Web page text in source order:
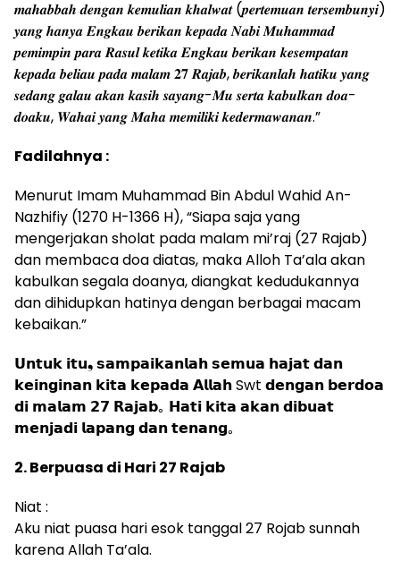
𝒎𝒂𝒉𝒂𝒃𝒃𝒂𝒉 𝒅𝒆𝒏𝒈𝒂𝒏 𝒌𝒆𝒎𝒖𝒍𝒊𝒂𝒏 𝒌𝒉𝒂𝒍𝒘𝒂𝒕 (𝒑𝒆𝒓𝒕𝒆𝒎𝒖𝒂𝒏 𝒕𝒆𝒓𝒔𝒆𝒎𝒃𝒖𝒏𝒚𝒊)
𝒚𝒂𝒏𝒈 𝒉𝒂𝒏𝒚𝒂 𝑬𝒏𝒈𝒌𝒂𝒖 𝒃𝒆𝒓𝒊𝒌𝒂𝒏 𝒌𝒆𝒑𝒂𝒅𝒂 𝑵𝒂𝒃𝒊 𝑴𝒖𝒉𝒂𝒎𝒎𝒂𝒅
𝒑𝒆𝒎𝒊𝒎𝒑𝒊𝒏 𝒑𝒂𝒓𝒂 𝑹𝒂𝒔𝒖𝒍 𝒌𝒆𝒕𝒊𝒌𝒂 𝑬𝒏𝒈𝒌𝒂𝒖 𝒃𝒆𝒓𝒊𝒌𝒂𝒏 𝒌𝒆𝒔𝒆𝒎𝒑𝒂𝒕𝒂𝒏
𝒌𝒆𝒑𝒂𝒅𝒂 𝒃𝒆𝒍𝒊𝒂𝒖 𝒑𝒂𝒅𝒂 𝒎𝒂𝒍𝒂𝒎 𝟐𝟕 𝑹𝒂𝒋𝒂𝒃, 𝒃𝒆𝒓𝒊𝒌𝒂𝒏𝒍𝒂𝒉 𝒉𝒂𝒕𝒊𝒌𝒖 𝒚𝒂𝒏𝒈
𝒔𝒆𝒅𝒂𝒏𝒈 𝒈𝒂𝒍𝒂𝒖 𝒂𝒌𝒂𝒏 𝒌𝒂𝒔𝒊𝒉 𝒔𝒂𝒚𝒂𝒏𝒈-𝑴𝒖 𝒔𝒆𝒓𝒕𝒂 𝒌𝒂𝒃𝒖𝒍𝒌𝒂𝒏 𝒅𝒐𝒂-
𝒅𝒐𝒂𝒌𝒖, 𝑾𝒂𝒉𝒂𝒊 𝒚𝒂𝒏𝒈 𝑴𝒂𝒉𝒂 𝒎𝒆𝒎𝒊𝒍𝒊𝒌𝒊 𝒌𝒆𝒅𝒆𝒓𝒎𝒂𝒘𝒂𝒏𝒂𝒏.”
Fadilahnya :
Menurut Imam Muhammad Bin Abdul Wahid An-
Nazhifiy (1270 H-1366 H), “Siapa saja yang
mengerjakan sholat pada malam mi’raj (27 Rajab)
dan membaca doa diatas, maka Alloh Ta’ala akan
kabulkan segala doanya, diangkat kedudukannya
dan dihidupkan hatinya dengan berbagai macam
kebaikan.”
𝗨𝗻𝘁𝘂𝗸 𝗶𝘁𝘂❟ 𝘀𝗮𝗺𝗽𝗮𝗶𝗸𝗮𝗻𝗹𝗮𝗵 𝘀𝗲𝗺𝘂𝗮 𝗵𝗮𝗷𝗮𝘁 𝗱𝗮𝗻
𝗸𝗲𝗶𝗻𝗴𝗶𝗻𝗮𝗻 𝗸𝗶𝘁𝗮 𝗸𝗲𝗽𝗮𝗱𝗮 𝗔𝗹𝗹𝗮𝗵 Swt 𝗱𝗲𝗻𝗴𝗮𝗻 𝗯𝗲𝗿𝗱𝗼𝗮
𝗱𝗶 𝗺𝗮𝗹𝗮𝗺 𝟮𝟳 𝗥𝗮𝗷𝗮𝗯｡ 𝗛𝗮𝘁𝗶 𝗸𝗶𝘁𝗮 𝗮𝗸𝗮𝗻 𝗱𝗶𝗯𝘂𝗮𝘁
𝗺𝗲𝗻𝗷𝗮𝗱𝗶 𝗹𝗮𝗽𝗮𝗻𝗴 𝗱𝗮𝗻 𝘁𝗲𝗻𝗮𝗻𝗴｡
2. Berpuasa di Hari 27 Rajab
Niat :
Aku niat puasa hari esok tanggal 27 Rojab sunnah
karena Allah Ta’ala.